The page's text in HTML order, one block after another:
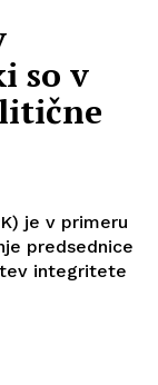
so v
je v primeru
predsednice
integritete